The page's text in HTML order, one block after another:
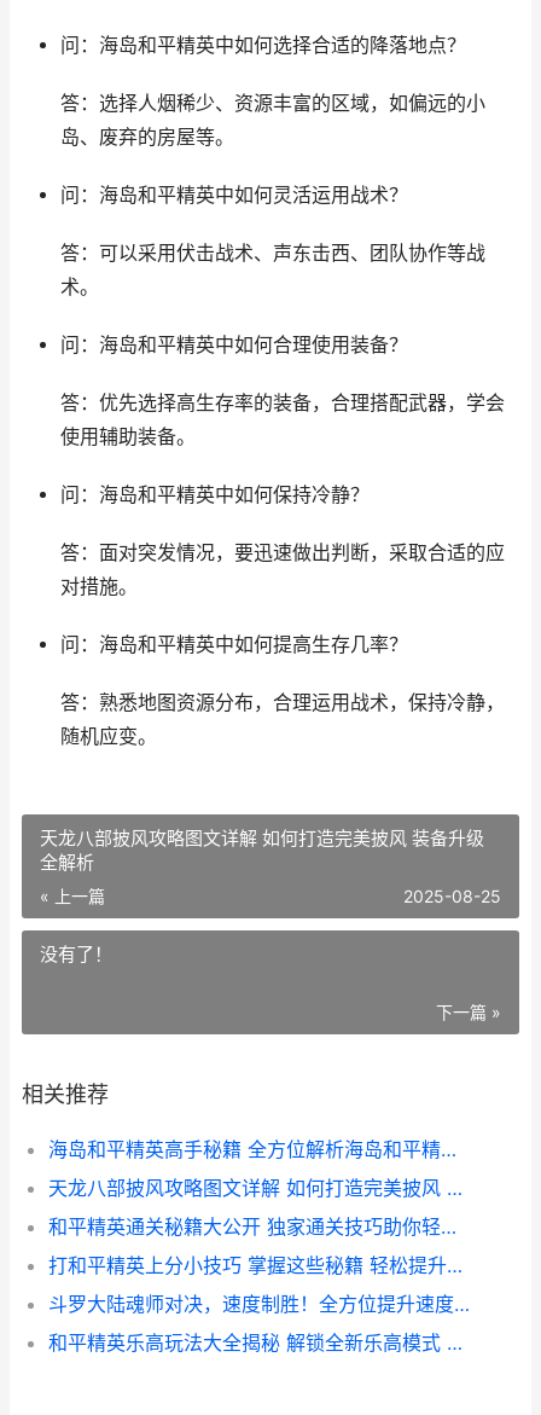
问：海岛和平精英中如何选择合适的降落地点？
答：选择人烟稀少、资源丰富的区域，如偏远的小
岛、废弃的房屋等。
问：海岛和平精英中如何灵活运用战术？
答：可以采用伏击战术、声东击西、团队协作等战
术。
问：海岛和平精英中如何合理使用装备？
答：优先选择高生存率的装备，合理搭配武器，学会
使用辅助装备。
问：海岛和平精英中如何保持冷静？
答：面对突发情况，要迅速做出判断，采取合适的应
对措施。
问：海岛和平精英中如何提高生存几率？
答：熟悉地图资源分布，合理运用战术，保持冷静，
随机应变。
天龙八部披风攻略图文详解 如何打造完美披风 装备升级
全解析
« 上一篇 2025-08-25
没有了！
下一篇 »
相关推荐
海岛和平精英高手秘籍 全方位解析海岛和平精英打法技巧
天龙八部披风攻略图文详解 如何打造完美披风 装备升级全解析
和平精英通关秘籍大公开 独家通关技巧助你轻松上分
打和平精英上分小技巧 掌握这些秘籍 轻松提升段位
斗罗大陆魂师对决，速度制胜！全方位提升速度的秘诀大公开！
和平精英乐高玩法大全揭秘 解锁全新乐高模式 体验不一样的游戏乐趣